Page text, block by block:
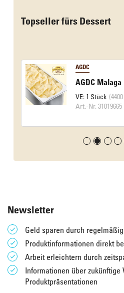
Topseller fürs Dessert
AGDC
AGDC Malaga
VE: 1 Stück
Art.-Nr. 31019665
Newsletter
Geld sparen durch
Produktinformationen direkt
Arbeit erleichtern durch
Informationen über zukünftige
Produktpräsentationen